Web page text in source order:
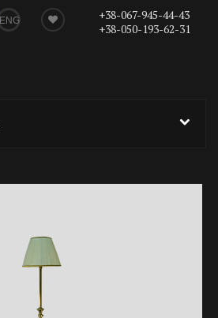
ENG
+38-067-945-44-43
+38-050-193-62-31